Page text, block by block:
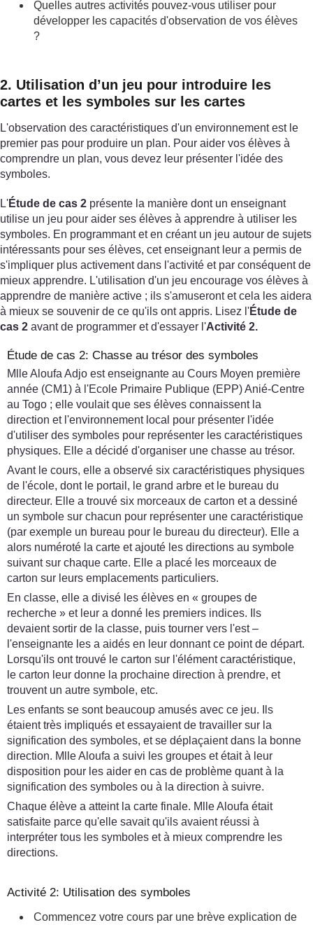
Quelles autres activités pouvez-vous utiliser pour
développer les capacités d'observation de vos élèves
?
2. Utilisation d’un jeu pour introduire les
cartes et les symboles sur les cartes
L'observation des caractéristiques d'un environnement est le
premier pas pour produire un plan. Pour aider vos élèves à
comprendre un plan, vous devez leur présenter l'idée des
symboles.
L'Étude de cas 2 présente la manière dont un enseignant
utilise un jeu pour aider ses élèves à apprendre à utiliser les
symboles. En programmant et en créant un jeu autour de sujets
intéressants pour ses élèves, cet enseignant leur a permis de
s'impliquer plus activement dans l'activité et par conséquent de
mieux apprendre. L'utilisation d'un jeu encourage vos élèves à
apprendre de manière active ; ils s'amuseront et cela les aidera
à mieux se souvenir de ce qu'ils ont appris. Lisez l'Étude de
cas 2 avant de programmer et d'essayer l'Activité 2.
Étude de cas 2: Chasse au trésor des symboles
Mlle Aloufa Adjo est enseignante au Cours Moyen première
année (CM1) à l'Ecole Primaire Publique (EPP) Anié-Centre
au Togo ; elle voulait que ses élèves connaissent la
direction et l'environnement local pour présenter l'idée
d'utiliser des symboles pour représenter les caractéristiques
physiques. Elle a décidé d'organiser une chasse au trésor.
Avant le cours, elle a observé six caractéristiques physiques
de l'école, dont le portail, le grand arbre et le bureau du
directeur. Elle a trouvé six morceaux de carton et a dessiné
un symbole sur chacun pour représenter une caractéristique
(par exemple un bureau pour le bureau du directeur). Elle a
alors numéroté la carte et ajouté les directions au symbole
suivant sur chaque carte. Elle a placé les morceaux de
carton sur leurs emplacements particuliers.
En classe, elle a divisé les élèves en « groupes de
recherche » et leur a donné les premiers indices. Ils
devaient sortir de la classe, puis tourner vers l'est –
l'enseignante les a aidés en leur donnant ce point de départ.
Lorsqu'ils ont trouvé le carton sur l'élément caractéristique,
le carton leur donne la prochaine direction à prendre, et
trouvent un autre symbole, etc.
Les enfants se sont beaucoup amusés avec ce jeu. Ils
étaient très impliqués et essayaient de travailler sur la
signification des symboles, et se déplaçaient dans la bonne
direction. Mlle Aloufa a suivi les groupes et était à leur
disposition pour les aider en cas de problème quant à la
signification des symboles ou à la direction à suivre.
Chaque élève a atteint la carte finale. Mlle Aloufa était
satisfaite parce qu'elle savait qu'ils avaient réussi à
interpréter tous les symboles et à mieux comprendre les
directions.
Activité 2: Utilisation des symboles
Commencez votre cours par une brève explication de